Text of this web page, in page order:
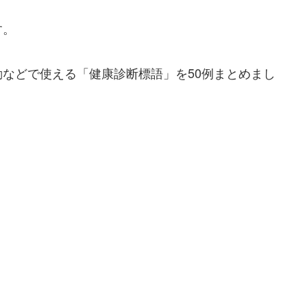
どで使える「健康診断標語」を50例まとめまし